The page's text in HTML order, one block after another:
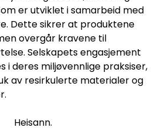
er utviklet i samarbeid med
Dette sikrer at produktene
overgår kravene til
Selskapets engasjement
deres miljøvennlige praksiser,
av resirkulerte materialer og
Heisann.